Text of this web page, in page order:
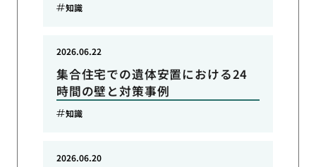
知識
集合住宅での遺体安置における24
時間の壁と対策事例
2026.06.22
知識
2026.06.20